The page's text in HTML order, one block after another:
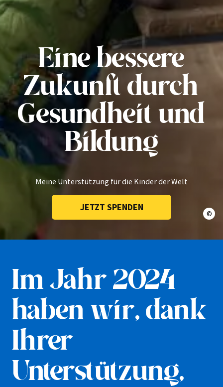
©
Eine bessere
Zukunft durch
Gesundheit und
Bildung
Meine Unterstützung für die Kinder der Welt
JETZT SPENDEN
Im Jahr 2024
haben wir, dank
Ihrer
Unterstützung,